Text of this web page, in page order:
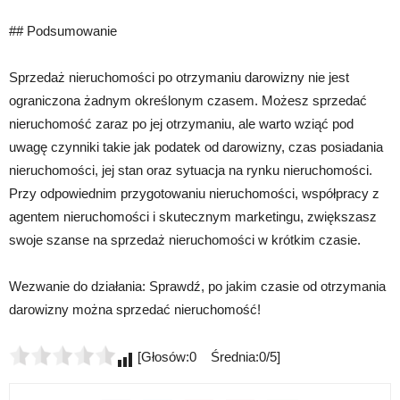
## Podsumowanie
Sprzedaż nieruchomości po otrzymaniu darowizny nie jest
ograniczona żadnym określonym czasem. Możesz sprzedać
nieruchomość zaraz po jej otrzymaniu, ale warto wziąć pod
uwagę czynniki takie jak podatek od darowizny, czas posiadania
nieruchomości, jej stan oraz sytuacja na rynku nieruchomości.
Przy odpowiednim przygotowaniu nieruchomości, współpracy z
agentem nieruchomości i skutecznym marketingu, zwiększasz
swoje szanse na sprzedaż nieruchomości w krótkim czasie.
Wezwanie do działania: Sprawdź, po jakim czasie od otrzymania
darowizny można sprzedać nieruchomość!
[Głosów:0 Średnia:0/5]